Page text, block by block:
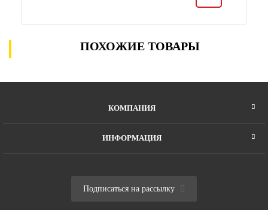
ПОХОЖИЕ ТОВАРЫ
КОМПАНИЯ
ИНФОРМАЦИЯ
Подписаться на рассылку